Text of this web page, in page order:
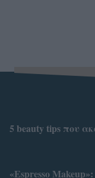
5 beauty tips που
«Espresso